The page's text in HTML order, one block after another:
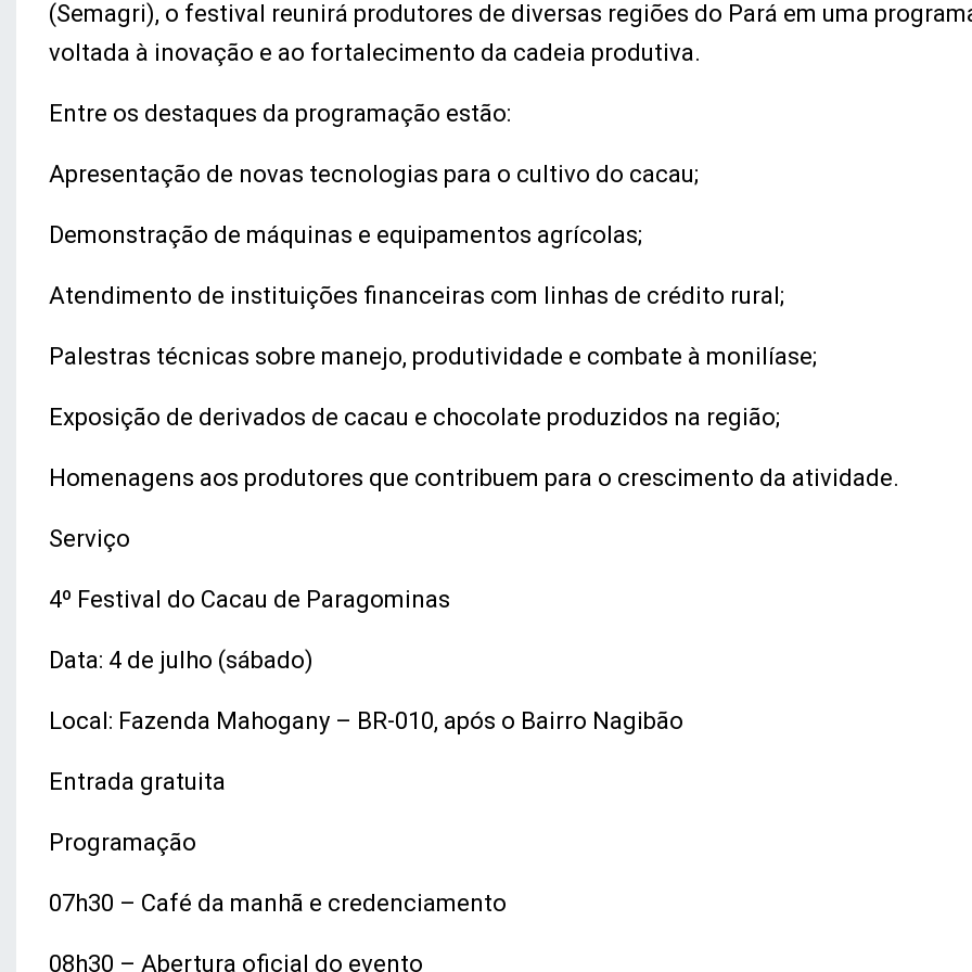
(Semagri), o festival reunirá produtores de diversas regiões do Pará em uma
voltada à inovação e ao fortalecimento da cadeia produtiva.
Entre os destaques da programação estão:
Apresentação de novas tecnologias para o cultivo do cacau;
Demonstração de máquinas e equipamentos agrícolas;
Atendimento de instituições financeiras com linhas de crédito rural;
Palestras técnicas sobre manejo, produtividade e combate à monilíase;
Exposição de derivados de cacau e chocolate produzidos na região;
Homenagens aos produtores que contribuem para o crescimento da atividade.
Serviço
4º Festival do Cacau de Paragominas
Data: 4 de julho (sábado)
Local: Fazenda Mahogany – BR-010, após o Bairro Nagibão
Entrada gratuita
Programação
07h30 – Café da manhã e credenciamento
08h30 – Abertura oficial do evento